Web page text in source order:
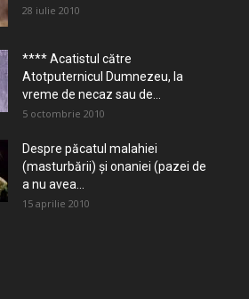
28 iulie 2010
**** Acatistul către
Atotputernicul Dumnezeu, la
vreme de necaz sau de...
5 octombrie 2010
Despre păcatul malahiei
(masturbării) şi onaniei (pazei de
a nu avea...
15 aprilie 2010